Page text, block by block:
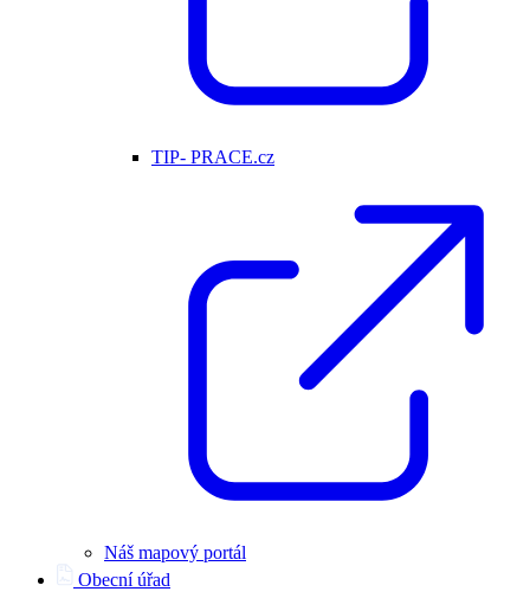
TIP- PRACE.cz
Náš mapový portál
Obecní úřad